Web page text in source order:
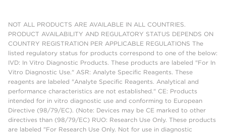
NOT ALL PRODUCTS ARE AVAILABLE IN ALL COUNTRIES.
PRODUCT AVAILABILITY AND REGULATORY STATUS DEPENDS ON
COUNTRY REGISTRATION PER APPLICABLE REGULATIONS The
listed regulatory status for products correspond to one of the below:
IVD: In Vitro Diagnostic Products. These products are labeled "For In
Vitro Diagnostic Use." ASR: Analyte Specific Reagents. These
reagents are labeled "Analyte Specific Reagents. Analytical and
performance characteristics are not established." CE: Products
intended for in vitro diagnostic use and conforming to European
Directive (98/79/EC). (Note: Devices may be CE marked to other
directives than (98/79/EC) RUO: Research Use Only. These products
are labeled "For Research Use Only. Not for use in diagnostic